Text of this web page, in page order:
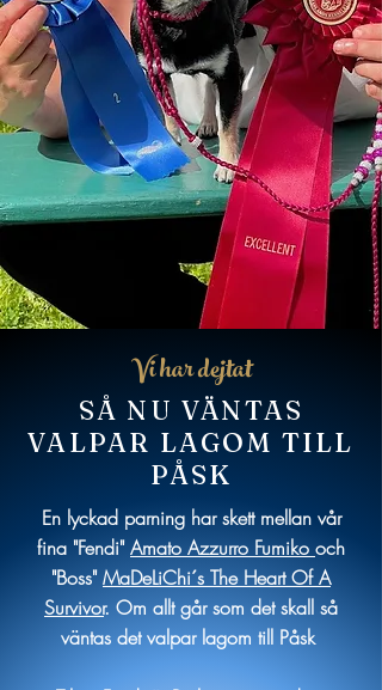
Vi har dejtat
SÅ NU VÄNTAS
VALPAR LAGOM TILL
PÅSK
En lyckad parning har skett mellan vår
fina "Fendi"Amato Azzurro Fumiko och
"Boss"MaDeLiChi´s The Heart Of A
Survivor. Om allt går som det skall så
väntas det valpar lagom till Påsk